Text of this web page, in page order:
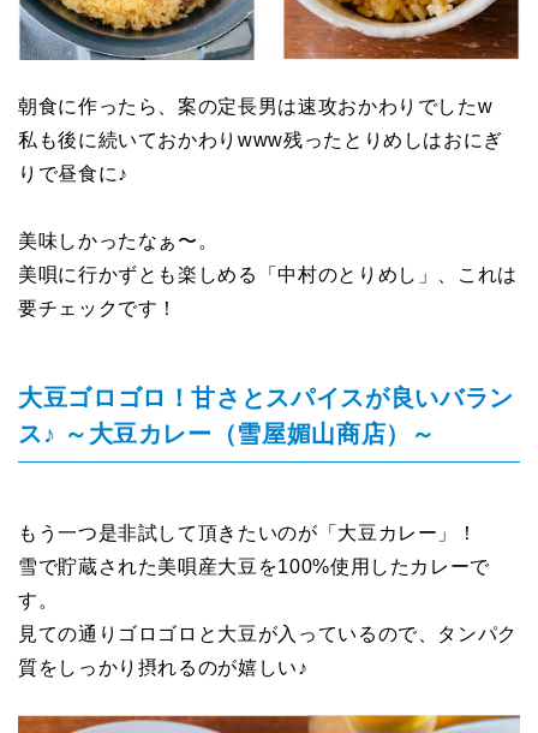
朝食に作ったら、案の定長男は速攻おかわりでしたw
私も後に続いておかわりwww残ったとりめしはおにぎ
りで昼食に♪
美味しかったなぁ〜。
美唄に行かずとも楽しめる「中村のとりめし」、これは
要チェックです！
大豆ゴロゴロ！甘さとスパイスが良いバラン
ス♪ ～大豆カレー（雪屋媚山商店）～
もう一つ是非試して頂きたいのが「大豆カレー」！
雪で貯蔵された美唄産大豆を100%使用したカレーで
す。
見ての通りゴロゴロと大豆が入っているので、タンパク
質をしっかり摂れるのが嬉しい♪